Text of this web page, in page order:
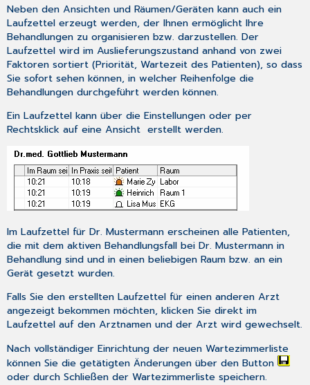
Neben den Ansichten und Räumen/Geräten kann auch ein
Laufzettel erzeugt werden, der Ihnen ermöglicht Ihre
Behandlungen zu organisieren bzw. darzustellen. Der
Laufzettel wird im Auslieferungszustand anhand von zwei
Faktoren sortiert (Priorität, Wartezeit des Patienten), so dass
Sie sofort sehen können, in welcher Reihenfolge die
Behandlungen durchgeführt werden können.
Ein Laufzettel kann über dieEinstellungen oder per
Rechtsklick auf eine Ansicht erstellt werden.
Im Laufzettel für Dr. Mustermann erscheinen alle Patienten,
die mit dem aktiven Behandlungsfall bei Dr. Mustermann in
Behandlung sind und in einen beliebigen Raum bzw. an ein
Gerät gesetzt wurden.
Falls Sie den erstellten Laufzettel für einen anderen Arzt
angezeigt bekommen möchten, klicken Sie direkt im
Laufzettel auf den Arztnamen und der Arzt wird gewechselt.
Nach vollständiger Einrichtung der neuen Wartezimmerliste
können Sie die getätigten Änderungen über den Button
oder durch Schließen der Wartezimmerliste speichern.